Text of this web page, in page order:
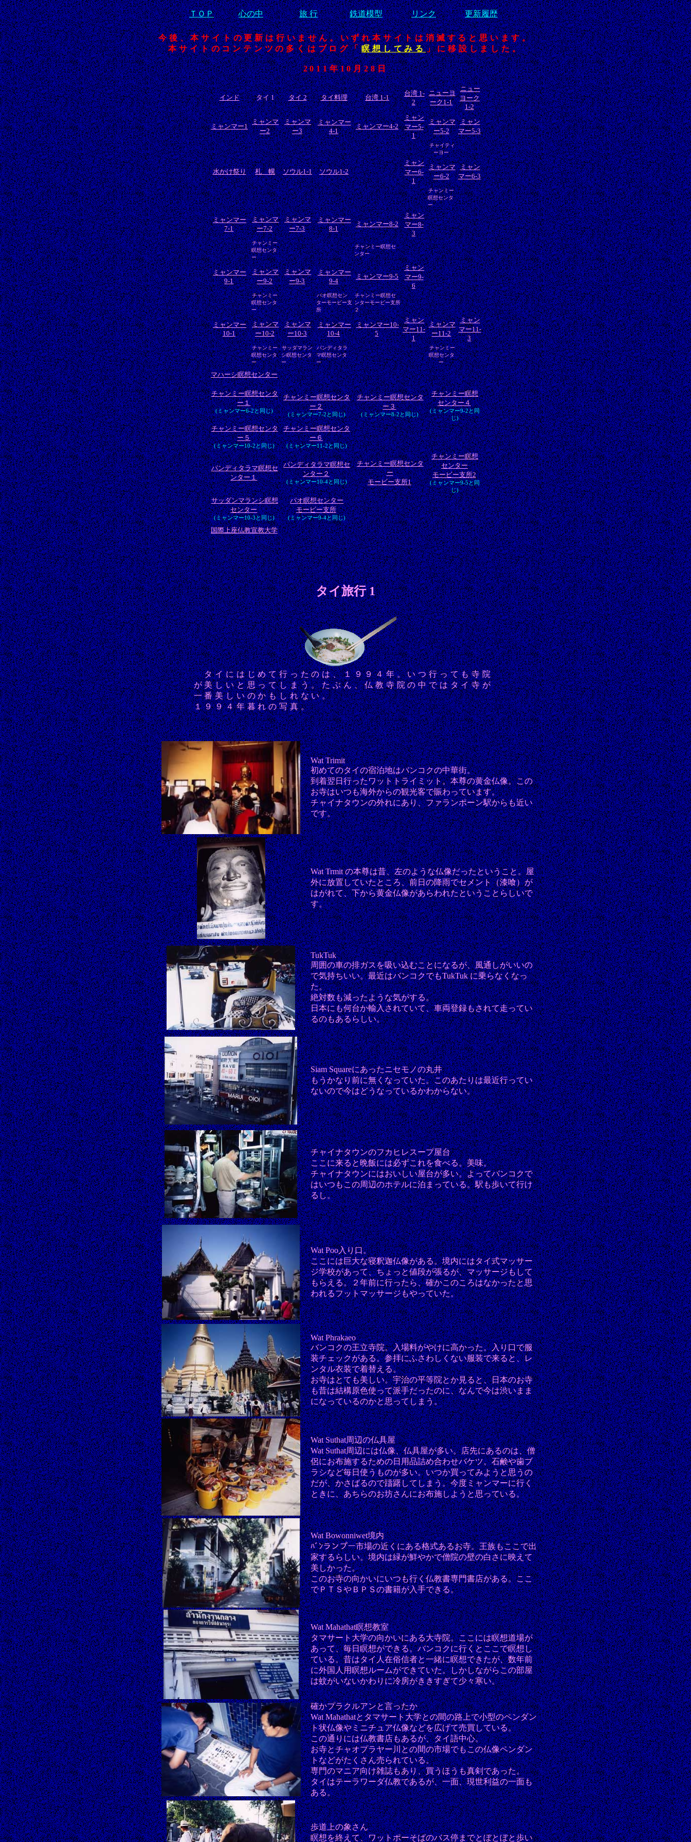
ＴＯＰ 心の中 旅 行 鉄道模型 リンク 更新履歴
今後、本サイトの更新は行いません。いずれ本サイトは消滅すると思います。
本サイトのコンテンツの多くはブログ「瞑想してみる」に移設しました。
2011年10月28日
インド タイ 1 タイ 2 タイ料理 台湾 1-1
台湾 1-
2
ニューヨ
ーク1-1
ニュー
ヨーク
1-2
ミャンマー1
ミャンマ
ー2
ミャンマ
ー3
ミャンマー
4-1
ミャンマー4-2
ミャン
マー5-
1
ミャンマ
ー5-2
ミャン
マー5-3
チャイティ
ーヨー
水かけ祭り 札 幌 ソウル1-1 ソウル1-2
ミャン
マー6-
1
ミャンマ
ー6-2
ミャン
マー6-3
チャンミー
瞑想センタ
ー
ミャンマー
7-1
ミャンマ
ー7-2
ミャンマ
ー7-3
ミャンマー
8-1
ミャンマー8-2
ミャン
マー8-
3
チャンミー
瞑想センタ
ー
チャンミー瞑想セ
ンター
ミャンマー
9-1
ミャンマ
ー9-2
ミャンマ
ー9-3
ミャンマー
9-4
ミャンマー9-5
ミャン
マー9-
6
チャンミー
瞑想センタ
ー
パオ瞑想セン
ターモービー支
所
チャンミー瞑想セ
ンターモービー支所
２
ミャンマー
10-1
ミャンマ
ー10-2
ミャンマ
ー10-3
ミャンマー
10-4
ミャンマー10-
5
ミャン
マー11-
1
ミャンマ
ー11-2
ミャン
マー11-
3
チャンミー
瞑想センタ
ー
サッダマラン
シ瞑想センタ
ー
パンディタラ
マ瞑想センタ
ー
チャンミー
瞑想センタ
ー
マハーシ瞑想センター
チャンミー瞑想センタ
ー１
(ミャンマー6-2と同じ)
チャンミー瞑想センタ
ー２
(ミャンマー7-2と同じ)
チャンミー瞑想センタ
ー３
(ミャンマー8-2と同じ)
チャンミー瞑想
センター４
(ミャンマー9-2と同
じ)
チャンミー瞑想センタ
ー５
(ミャンマー10-2と同じ)
チャンミー瞑想センタ
ー６
(ミャンマー11-2と同じ)
パンディタラマ瞑想セ
ンター１
パンディタラマ瞑想セ
ンター２
(ミャンマー10-4と同じ)
チャンミー瞑想センタ
ー
モービー支所1
チャンミー瞑想
センター
モービー支所2
(ミャンマー9-5と同
じ)
サッダンマランシ瞑想
センター
(ミャンマー10-3と同じ)
パオ瞑想センター
モービー支所
(ミャンマー9-4と同じ)
国際上座仏教宣教大学
タイ旅行 1
タイにはじめて行ったのは、１９９４年。いつ行っても寺院
が美しいと思ってしまう。たぶん、仏教寺院の中ではタイ寺が
一番美しいのかもしれない。
１９９４年暮れの写真。
Wat Trimit
初めてのタイの宿泊地はバンコクの中華街。
到着翌日行ったワットトライミット。本尊の黄金仏像。この
お寺はいつも海外からの観光客で賑わっています。
チャイナタウンの外れにあり、ファランポーン駅からも近い
です。
Wat Trmit の本尊は昔、左のような仏像だったということ。屋
外に放置していたところ、前日の降雨でセメント（漆喰）が
はがれて、下から黄金仏像があらわれたということらしいで
す。
TukTuk
周囲の車の排ガスを吸い込むことになるが、風通しがいいの
で気持ちいい。最近はバンコクでもTukTuk に乗らなくなっ
た。
絶対数も減ったような気がする。
日本にも何台か輸入されていて、車両登録もされて走ってい
るのもあるらしい。
Siam Squareにあったニセモノの丸井
もうかなり前に無くなっていた。このあたりは最近行ってい
ないので今はどうなっているかわからない。
チャイナタウンのフカヒレスープ屋台
ここに来ると晩飯には必ずこれを食べる。美味。
チャイナタウンにはおいしい屋台が多い。よってバンコクで
はいつもこの周辺のホテルに泊まっている。駅も歩いて行け
るし。
Wat Poo入り口。
ここには巨大な寝釈迦仏像がある。境内にはタイ式マッサー
ジ学校があって、ちょっと値段が張るが、マッサージもして
もらえる。２年前に行ったら、確かこのころはなかったと思
われるフットマッサージもやっていた。
Wat Phrakaeo
バンコクの王立寺院。入場料がやけに高かった。入り口で服
装チェックがある。参拝にふさわしくない服装で来ると、レ
ンタル衣装で着替える。
お寺はとても美しい。宇治の平等院とか見ると、日本のお寺
も昔は結構原色使って派手だったのに、なんで今は渋いまま
になっているのかと思ってしまう。
Wat Suthat周辺の仏具屋
Wat Suthat周辺には仏像、仏具屋が多い。店先にあるのは、僧
侶にお布施するための日用品詰め合わせバケツ。石鹸や歯ブ
ラシなど毎日使うものが多い。いつか買ってみようと思うの
だが、かさばるので躊躇してしまう。今度ミャンマーに行く
ときに、あちらのお坊さんにお布施しようと思っている。
Wat Bowonniwet境内
ﾊﾞﾝランプー市場の近くにある格式あるお寺。王族もここで出
家するらしい。境内は緑が鮮やかで僧院の壁の白さに映えて
美しかった。
このお寺の向かいにいつも行く仏教書専門書店がある。ここ
でＰＴＳやＢＰＳの書籍が入手できる。
Wat Mahathat瞑想教室
タマサート大学の向かいにある大寺院。ここには瞑想道場が
あって、毎日瞑想ができる。バンコクに行くとここで瞑想し
ている。昔はタイ人在俗信者と一緒に瞑想できたが、数年前
に外国人用瞑想ルームができていた。しかしながらこの部屋
は蚊がいないかわりに冷房がききすぎて少々寒い。
確かプラクルアンと言ったか
Wat Mahathatとタマサート大学との間の路上で小型のペンダン
ト状仏像やミニチュア仏像などを広げて売買している。
この通りには仏教書店もあるが、タイ語中心。
お寺とチャオプラヤー川との間の市場でもこの仏像ペンダン
トなどがたくさん売られている。
専門のマニア向け雑誌もあり、買うほうも真剣であった。
タイはテーラワーダ仏教であるが、一面、現世利益の一面も
ある。
歩道上の象さん
瞑想を終えて、ワットポーそばのバス停までとぼとぼと歩い